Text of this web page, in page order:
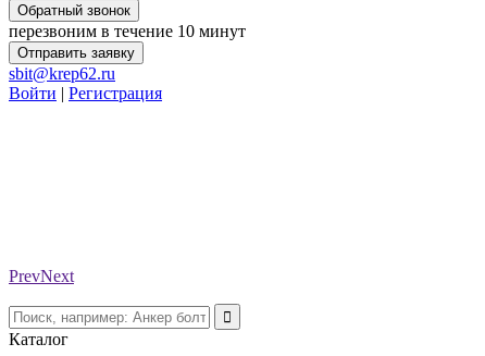
Обратный звонок
перезвоним в течение 10 минут
Отправить заявку
sbit@krep62.ru
Войти | Регистрация
PrevNext
Каталог